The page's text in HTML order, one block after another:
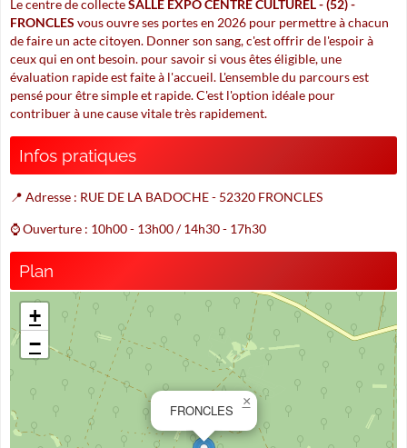
Le centre de collecteSALLE EXPO CENTRE CULTUREL - (52) -
FRONCLES vous ouvre ses portes en 2026 pour permettre à chacun
de faire un acte citoyen. Donner son sang, c'est offrir de l'espoir à
ceux qui en ont besoin. pour savoir si vous êtes éligible, une
évaluation rapide est faite à l'accueil. L'ensemble du parcours est
pensé pour être simple et rapide. C'est l'option idéale pour
contribuer à une cause vitale très rapidement.
Infos pratiques
📍 Adresse : RUE DE LA BADOCHE - 52320 FRONCLES
⌚ Ouverture : 10h00 - 13h00 / 14h30 - 17h30
Plan
FRONCLES
×
+
−